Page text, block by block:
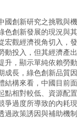
國創新研究之挑戰與
色創新發展的現況與
宏觀經濟視角切入，
動投入，但其經濟產
升，顯示單純依賴勞
成長，綠色創新品質
結構來看，中國目前
點相對較低、資源配
爭過度所導致的內耗
過政策誘因與補助機